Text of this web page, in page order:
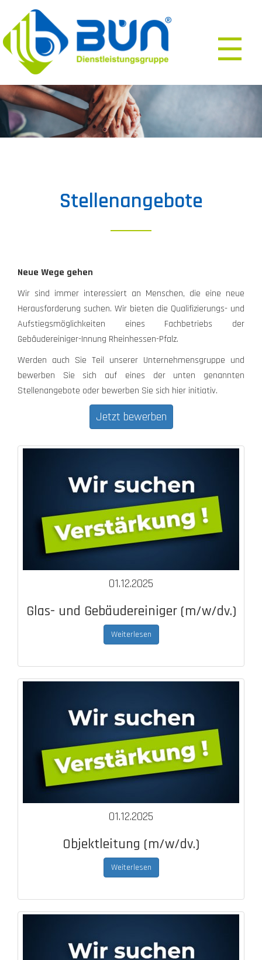
Stellenangebote
Neue Wege gehen
Wir sind immer interessiert an Menschen, die eine neue
Herausforderung suchen. Wir bieten die Qualifizierungs- und
Aufstiegsmöglichkeiten eines Fachbetriebs der
Gebäudereiniger-Innung Rheinhessen-Pfalz.
Werden auch Sie Teil unserer Unternehmensgruppe und
bewerben Sie sich auf eines der unten genannten
Stellenangebote oder bewerben Sie sich hier initiativ.
Jetzt bewerben
01.12.2025
Glas- und Gebäudereiniger (m/w/dv.)
Weiterlesen
01.12.2025
Objektleitung (m/w/dv.)
Weiterlesen